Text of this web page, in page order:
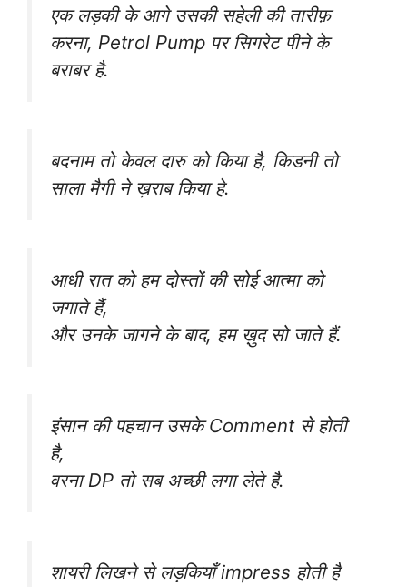
एक लड़की के आगे उसकी सहेली की तारीफ़
करना, Petrol Pump पर सिगरेट पीने के
बराबर है.
बदनाम तो केवल दारु को किया है, किडनी तो
साला मैगी ने ख़राब किया हे.
आधी रात को हम दोस्तों की सोई आत्मा को
जगाते हैं,
और उनके जागने के बाद, हम ख़ुद सो जाते हैं.
इंसान की पहचान उसके Comment से होती
है,
वरना DP तो सब अच्छी लगा लेते है.
शायरी लिखने से लड़कियाँ impress होती है